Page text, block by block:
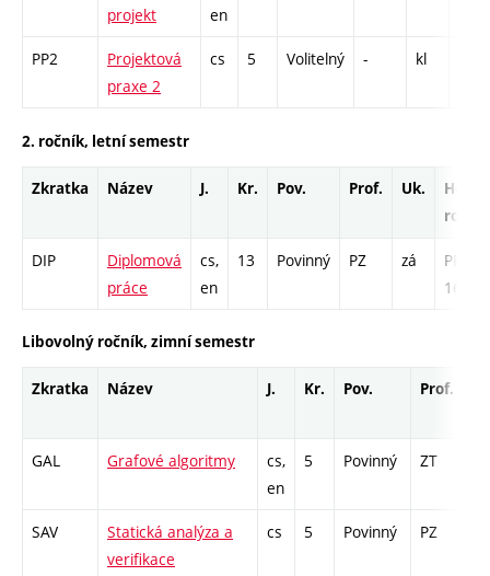
projekt
en
PP2
Projektová
praxe 2
cs 5 Volitelný - kl
2. ročník, letní semestr
Zkratka Název J. Kr. Pov. Prof. Uk.
Hod.
DIP
Diplomová
práce
cs,
en
13 Povinný PZ zá
PR -
169
Libovolný ročník, zimní semestr
Zkratka Název J. Kr. Pov. Prof.
GAL Grafové algoritmy
cs,
en
5 Povinný ZT
SAV
Statická analýza a
verifikace
cs 5 Povinný PZ